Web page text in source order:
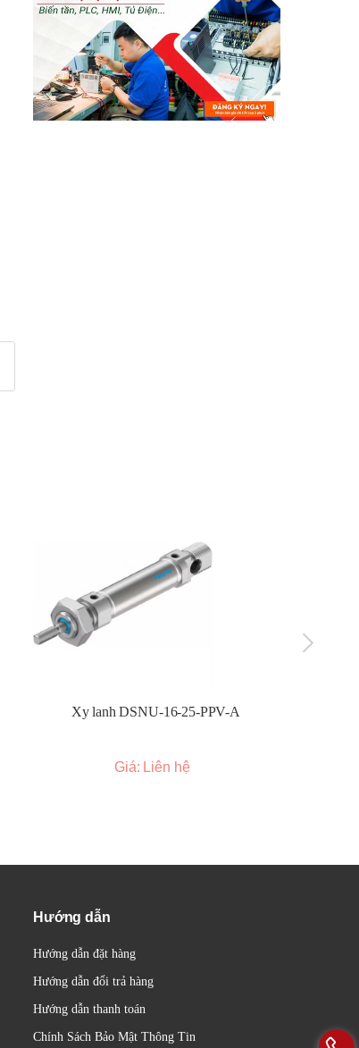
Xy lanh DSNU-16-25-PPV-A
Giá: Liên hệ
Hướng dẫn
Hướng dẫn đặt hàng
Hướng dẫn đổi trả hàng
Hướng dẫn thanh toán
Chính Sách Bảo Mật Thông Tin